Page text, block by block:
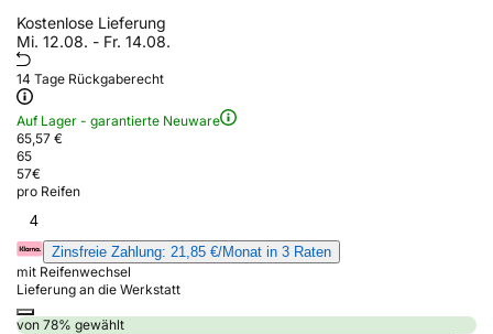
Kostenlose Lieferung
Mi. 12.08. - Fr. 14.08.
14 Tage Rückgaberecht
Auf Lager - garantierte Neuware
65,57 €
65
57€
pro Reifen
4
Zinsfreie Zahlung: 21,85 €/Monat in 3 Raten
mit Reifenwechsel
Lieferung an die Werkstatt
von 78% gewählt